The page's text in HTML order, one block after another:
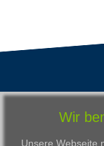
VWAK
KarriereWir
Unsere Webseite